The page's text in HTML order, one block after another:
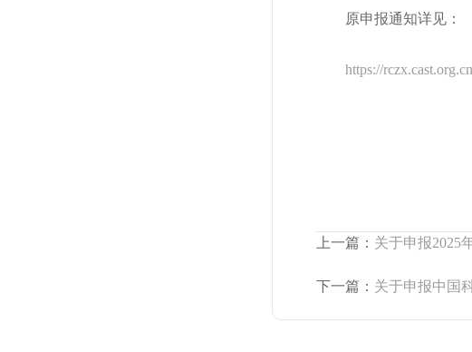
原申报通知详见：
https://
上一篇： 关于申报2025
下一篇： 关于申报中国